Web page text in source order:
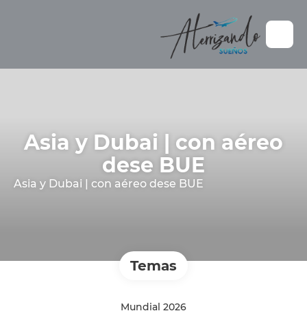
Asia y Dubai | con aéreo
dese BUE
Asia y Dubai | con aéreo dese BUE
Temas
Mundial 2026